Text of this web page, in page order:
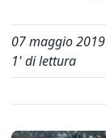
07 maggio 2019
1' di lettura